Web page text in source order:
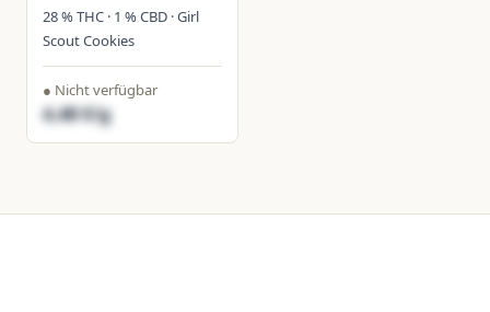
28 % THC · 1 % CBD · Girl
Scout Cookies
● Nicht verfügbar
4,48 €/g